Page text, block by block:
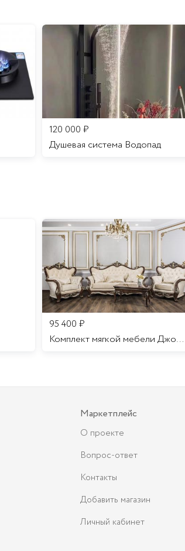
120 000 ₽
Душевая система Водопад
95 400 ₽
Комплект мягкой мебели Джоконда
Маркетплейс
О проекте
Вопрос-ответ
Контакты
Добавить магазин
Личный кабинет